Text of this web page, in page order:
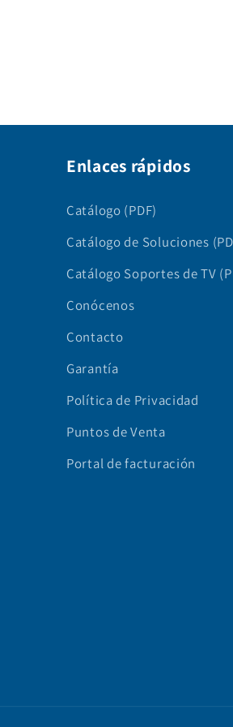
Enlaces rápidos
Catálogo (PDF)
Catálogo de Soluciones
Catálogo Soportes de TV
Conócenos
Contacto
Garantía
Política de Privacidad
Puntos de Venta
Portal de facturación